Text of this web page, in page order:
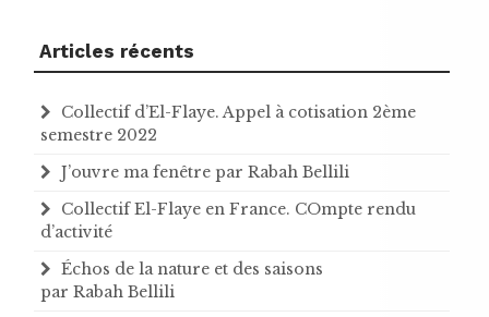
Articles récents
Collectif d’El-Flaye. Appel à cotisation 2ème
semestre 2022
J’ouvre ma fenêtre par Rabah Bellili
Collectif El-Flaye en France. COmpte rendu
d’activité
Échos de la nature et des saisons
par Rabah Bellili